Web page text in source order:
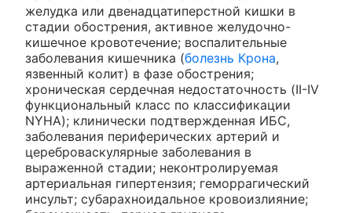
желудка или двенадцатиперстной кишки в
стадии обострения, активное желудочно-
кишечное кровотечение; воспалительные
заболевания кишечника (болезнь Крона,
язвенный колит) в фазе обострения;
хроническая сердечная недостаточность (II-IV
функциональный класс по классификации
NYHA); клинически подтвержденная ИБС,
заболевания периферических артерий и
цереброваскулярные заболевания в
выраженной стадии; неконтролируемая
артериальная гипертензия; геморрагический
инсульт; субарахноидальное кровоизлияние;